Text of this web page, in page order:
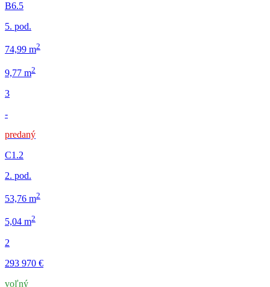
B6.5
5. pod.
74,99 m2
9,77 m2
3
-
predaný
C1.2
2. pod.
53,76 m2
5,04 m2
2
293 970 €
voľný